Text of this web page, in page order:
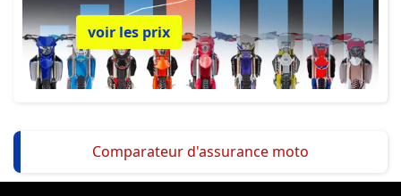
voir les prix
Comparateur d'assurance moto